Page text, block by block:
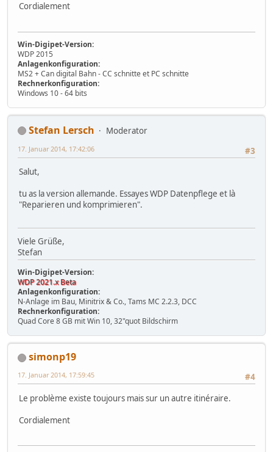
Cordialement
Win-Digipet-Version:
WDP 2015
Anlagenkonfiguration:
MS2 + Can digital Bahn - CC schnitte et PC schnitte
Rechnerkonfiguration:
Windows 10 - 64 bits
Stefan Lersch
Moderator
#3
17. Januar 2014, 17:42:06
Salut,
tu as la version allemande. Essayes WDP Datenpflege et là
"Reparieren und komprimieren".
Viele Grüße,
Stefan
Win-Digipet-Version:
WDP 2021.x Beta
Anlagenkonfiguration:
N-Anlage im Bau, Minitrix & Co., Tams MC 2.2.3, DCC
Rechnerkonfiguration:
Quad Core 8 GB mit Win 10, 32"quot Bildschirm
simonp19
#4
17. Januar 2014, 17:59:45
Le problème existe toujours mais sur un autre itinéraire.
Cordialement